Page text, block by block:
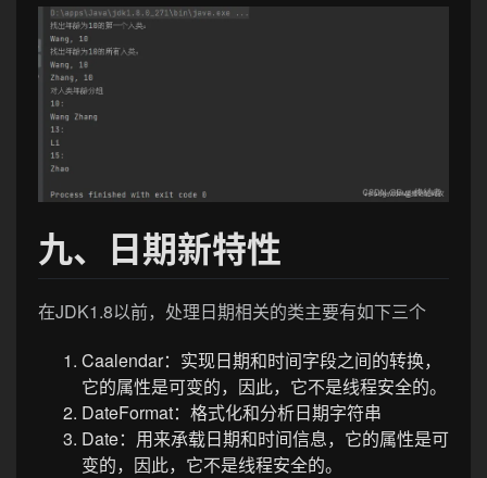
九、日期新特性
在JDK1.8以前，处理日期相关的类主要有如下三个
Caalendar：实现日期和时间字段之间的转换，
它的属性是可变的，因此，它不是线程安全的。
DateFormat：格式化和分析日期字符串
Date：用来承载日期和时间信息，它的属性是可
变的，因此，它不是线程安全的。